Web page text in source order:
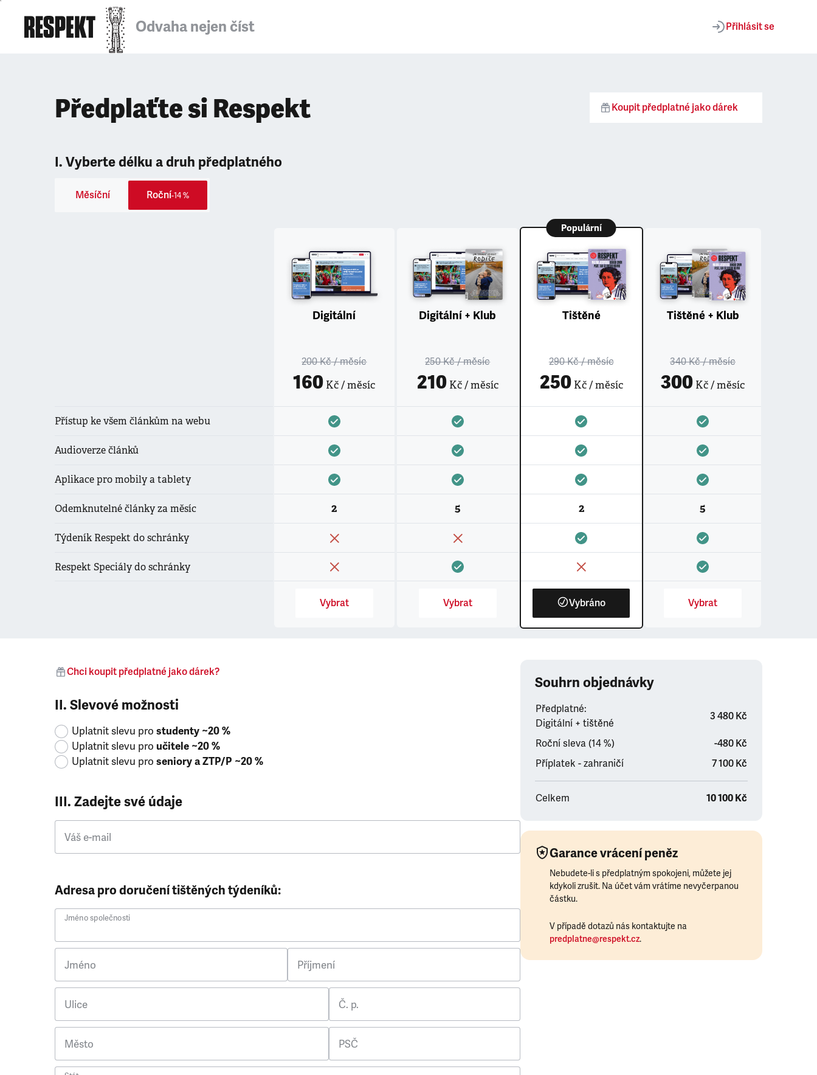
Odvaha nejen číst Přihlásit se
Předplaťte si Respekt Koupit předplatné jako dárek
I. Vyberte délku a druh předplatného
Měsíční Roční-14 %
Přístup ke všem článkům na webu
Audioverze článků
Aplikace pro mobily a tablety
Odemknutelné články za měsíc
Týdeník Respekt do schránky
Respekt Speciály do schránky
Digitální
200 Kč/ měsíc
160 Kč / měsíc
2
Vybrat
Digitální + Klub
250 Kč/ měsíc
210Kč / měsíc
5
Vybrat
Populární
Tištěné
290 Kč/ měsíc
250Kč / měsíc
2
Vybráno
Tištěné + Klub
340 Kč/ měsíc
300 Kč / měsíc
5
Vybrat
Chci koupit předplatné jako dárek?
II. Slevové možnosti
Uplatnit slevu pro studenty ~20 %
Uplatnit slevu pro učitele ~20 %
Uplatnit slevu pro seniory a ZTP/P ~20 %
III. Zadejte své údaje
Váš e-mail
Adresa pro doručení tištěných týdeníků:
Jméno společnosti
Jméno Příjmení
Ulice Č. p.
Město PSČ
Souhrn objednávky
Předplatné:
Digitální + tištěné
3 480 Kč
Roční sleva (14 %)
-480 Kč
Příplatek - zahraničí
7 100 Kč
Celkem 10 100 Kč
Garance vrácení peněz
Nebudete-li s předplatným spokojeni, můžete jej
kdykoli zrušit. Na účet vám vrátíme nevyčerpanou
částku.
V případě dotazů nás kontaktujte na
predplatne@respekt.cz.